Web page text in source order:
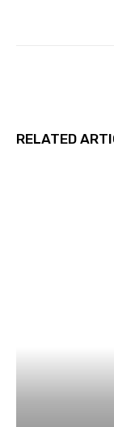
RELATED